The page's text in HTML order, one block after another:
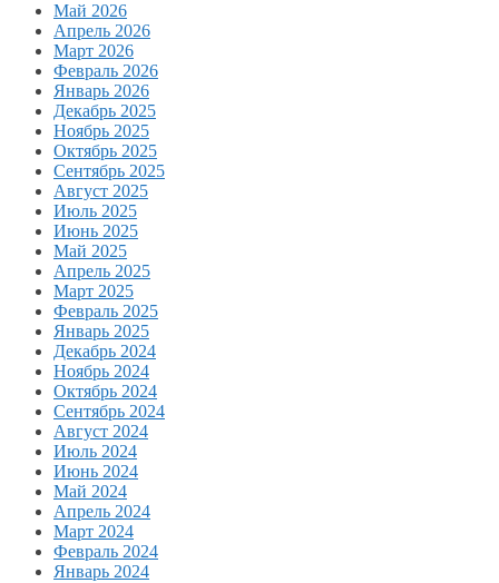
Май 2026
Апрель 2026
Март 2026
Февраль 2026
Январь 2026
Декабрь 2025
Ноябрь 2025
Октябрь 2025
Сентябрь 2025
Август 2025
Июль 2025
Июнь 2025
Май 2025
Апрель 2025
Март 2025
Февраль 2025
Январь 2025
Декабрь 2024
Ноябрь 2024
Октябрь 2024
Сентябрь 2024
Август 2024
Июль 2024
Июнь 2024
Май 2024
Апрель 2024
Март 2024
Февраль 2024
Январь 2024